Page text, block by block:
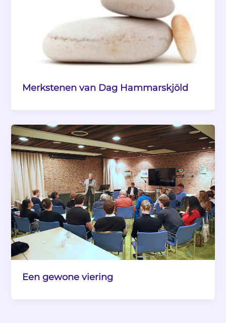
Merkstenen van Dag Hammarskjöld
Een gewone viering